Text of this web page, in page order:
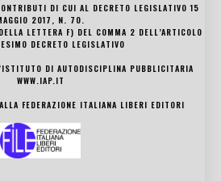
DI CUI AL DECRETO LEGISLATIVO 15
2017, N. 70.
LETTERA F) DEL COMMA 2 DELL’ARTICOLO
DECRETO LEGISLATIVO
DI AUTODISCIPLINA PUBBLICITARIA
WWW.IAP.IT
FEDERAZIONE ITALIANA LIBERI EDITORI